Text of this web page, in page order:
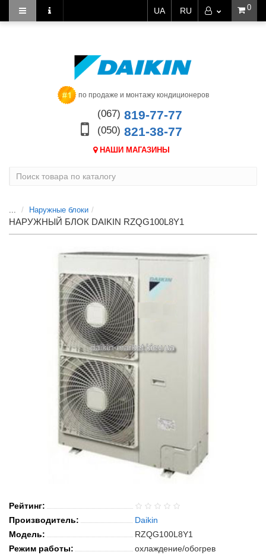
0
UA RU
по продаже и монтажу кондиционеров
(067) 819-77-77
(050) 821-38-77
НАШИ МАГАЗИНЫ
... Наружные блоки
НАРУЖНЫЙ БЛОК DAIKIN RZQG100L8Y1
Рейтинг:
Производитель:
Daikin
Модель:
RZQG100L8Y1
Режим работы:
охлаждение/обогрев